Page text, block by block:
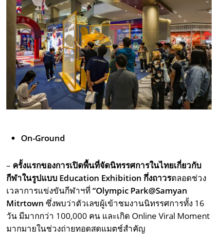
On-Ground
– ครั้งแรกของการเปิดพื้นที่จัดนิทรรศการในไทยเกี่ยวกับ
กีฬาในรูปแบบ Education Exhibition กึ่งถาวรตลอดช่วง
เวลาการแข่งขันกีฬาฯที่ “Olympic Park@Samyan
Mitrtown ซึ่งพบว่าตัวเลขผู้เข้าชมงานนิทรรศการทั้ง 16
วัน มีมากกว่า 100,000 คน และเกิด Online Viral Moment
มากมายในช่วงถ่ายทอดสดแมตช์สำคัญ